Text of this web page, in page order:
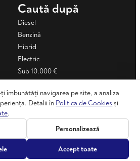
Caută după
Diesel
Benzină
Hibrid
Electric
Sub 10.000 €
Mașini în rate
- Toate drepturile rezervate
îmbunătăți navigarea pe site, a analiza
Detalii în Politica de Cookies și
.
Personalizează
Accept toate